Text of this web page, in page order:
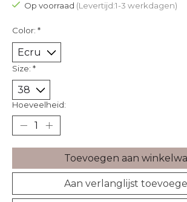
Op voorraad (Levertijd:1-3 werkdagen)
Color: *
Size: *
Hoeveelheid:
Toevoegen aan
Aan verlanglijst